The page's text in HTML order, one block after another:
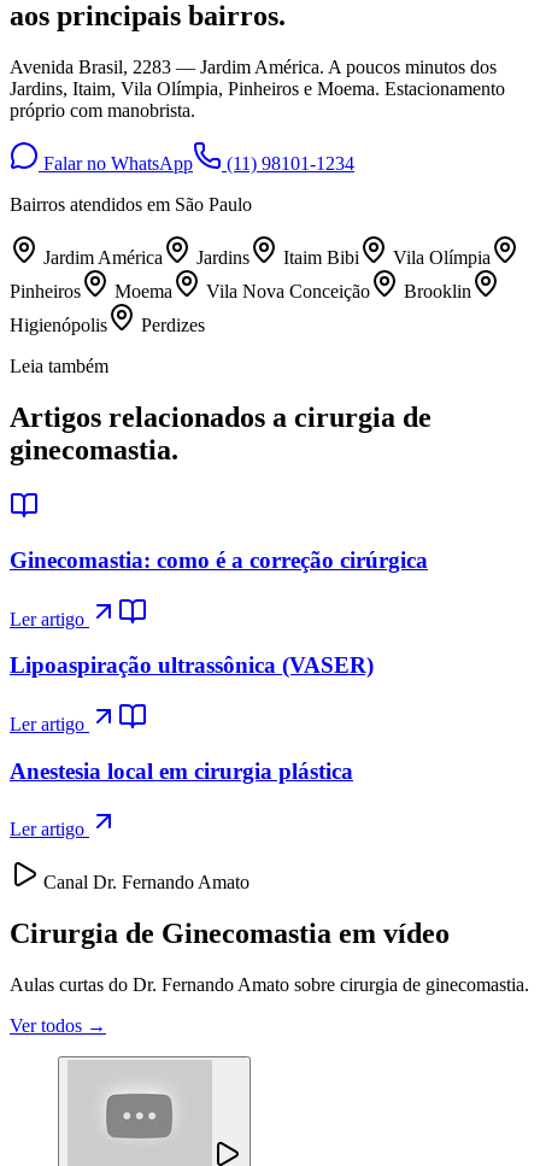
aos principais bairros.
Avenida Brasil, 2283 — Jardim América. A poucos minutos dos
Jardins, Itaim, Vila Olímpia, Pinheiros e Moema. Estacionamento
próprio com manobrista.
Falar no WhatsApp
(11) 98101-1234
Bairros atendidos em São Paulo
Jardim América Jardins Itaim Bibi
Vila Olímpia
Pinheiros
Moema Vila Nova Conceição
Brooklin
Higienópolis
Perdizes
Leia também
Artigos relacionados a cirurgia de
ginecomastia.
Ginecomastia: como é a correção cirúrgica
Ler artigo
Lipoaspiração ultrassônica (VASER)
Ler artigo
Anestesia local em cirurgia plástica
Ler artigo
Canal Dr. Fernando Amato
Cirurgia de Ginecomastia em vídeo
Aulas curtas do Dr. Fernando Amato sobre cirurgia de ginecomastia.
Ver todos →